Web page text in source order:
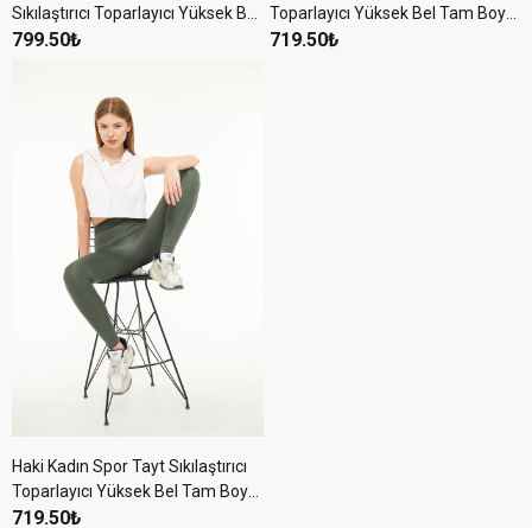
Sıkılaştırıcı Toparlayıcı Yüksek Bel
Sporcu Taytı Leggings Fitness
799.50₺
Toparlayıcı Yüksek Bel Tam Boy
Spor Tayt Leggings Fitness
719.50₺
Haki Kadın Spor Tayt Sıkılaştırıcı
Toparlayıcı Yüksek Bel Tam Boy
Spor Tayt Leggings Fitness
719.50₺